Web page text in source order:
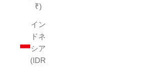
₹)
イン
ドネ
シア
(IDR